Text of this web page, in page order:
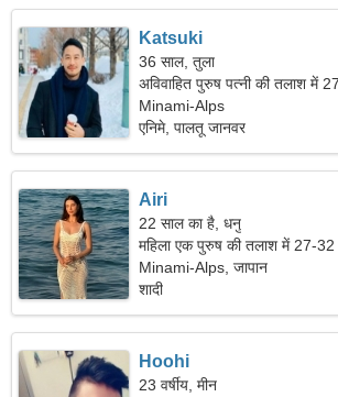
Katsuki
36 साल, तुला
अविवाहित पुरुष पत्नी की तलाश में
Minami-Alps
एनिमे, पालतू जानवर
Airi
22 साल का है, धनु
महिला एक पुरुष की तलाश में 27-32
Minami-Alps, जापान
शादी
Hoohi
23 वर्षीय, मीन